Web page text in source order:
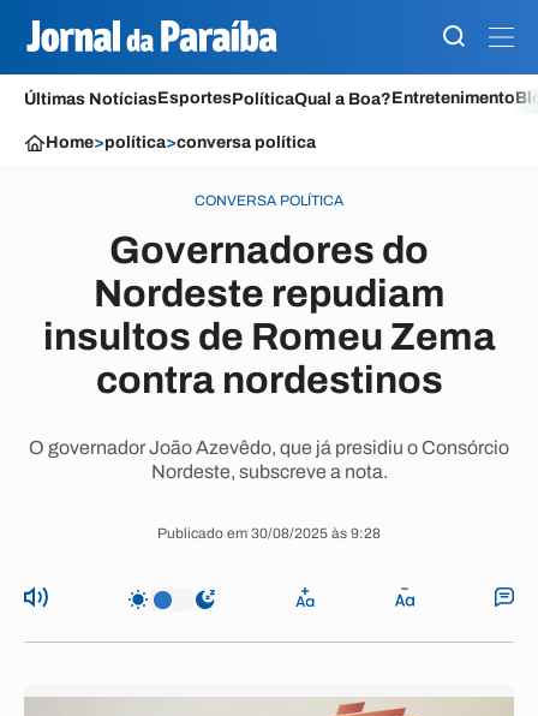
Últimas NotíciasEsportesPolíticaQual a Boa?Entretenimento
Home>política>conversa política
CONVERSA POLÍTICA
Governadores do
Nordeste repudiam
insultos de Romeu Zema
contra nordestinos
O governador João Azevêdo, que já presidiu o Consórcio
Nordeste, subscreve a nota.
Publicado em 30/08/2025 às 9:28